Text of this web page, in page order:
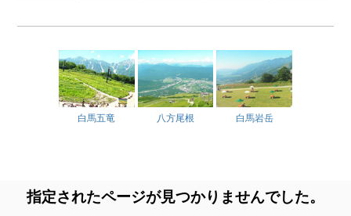
白馬五竜 八方尾根 白馬岩岳